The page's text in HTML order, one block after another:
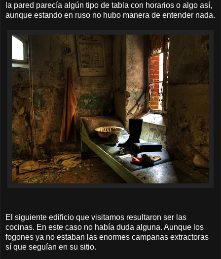
la pared parecía algún tipo de tabla con horarios o algo así,
aunque estando en ruso no hubo manera de entender nada.
El siguiente edificio que visitamos resultaron ser las
cocinas. En este caso no había duda alguna. Aunque los
fogones ya no estaban las enormes campanas extractoras
sí que seguían en su sitio.